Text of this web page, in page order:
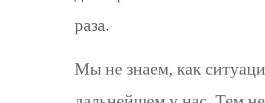
раза.
Мы не знаем, как